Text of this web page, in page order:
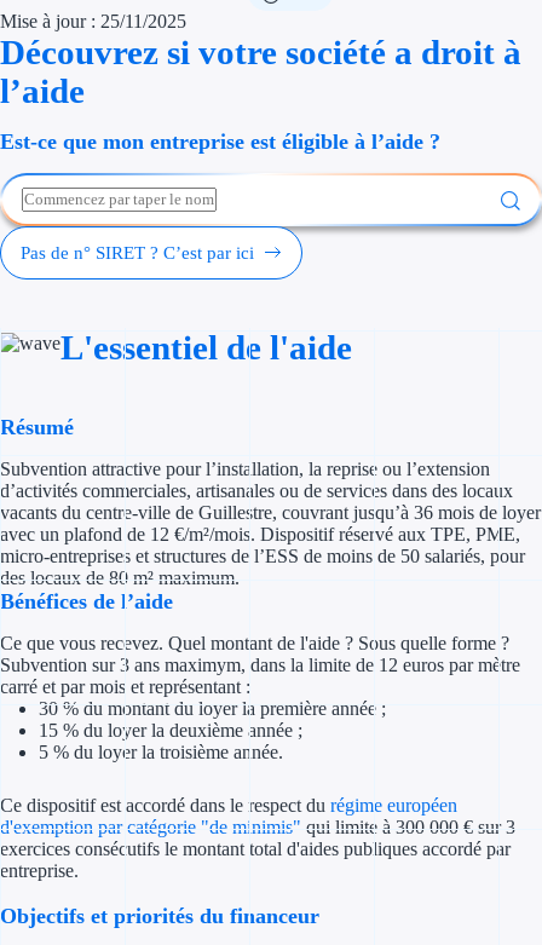
Création
Cession
Type de financements
Subventions
Concours
Réduction des
Investir dans
Exonération
Mise à jour : 25/11/2025
Découvrez si votre société a droit à
l’aide
Est-ce que mon entreprise est éligible à l’aide ?
Pas de n° SIRET ? C’est par ici
L'essentiel de l'aide
Résumé
Subvention attractive pour l’installation, la reprise ou l’extension
d’activités commerciales, artisanales ou de services dans des locaux
vacants du centre-ville de Guillestre, couvrant jusqu’à 36 mois de loyer
avec un plafond de 12 €/m²/mois. Dispositif réservé aux TPE, PME,
micro-entreprises et structures de l’ESS de moins de 50 salariés, pour
des locaux de 80 m² maximum.
Bénéfices de l’aide
Ce que vous recevez. Quel montant de l'aide ? Sous quelle forme ?
Subvention sur 3 ans maximym, dans la limite de 12 euros par mètre
carré et par mois et représentant :
30 % du montant du loyer la première année ;
15 % du loyer la deuxième année ;
5 % du loyer la troisième année.
Ce dispositif est accordé dans le respect du régime européen
d'exemption par catégorie "de minimis" qui limite à 300 000 € sur 3
exercices consécutifs le montant total d'aides publiques accordé par
entreprise.
Objectifs et priorités du financeur